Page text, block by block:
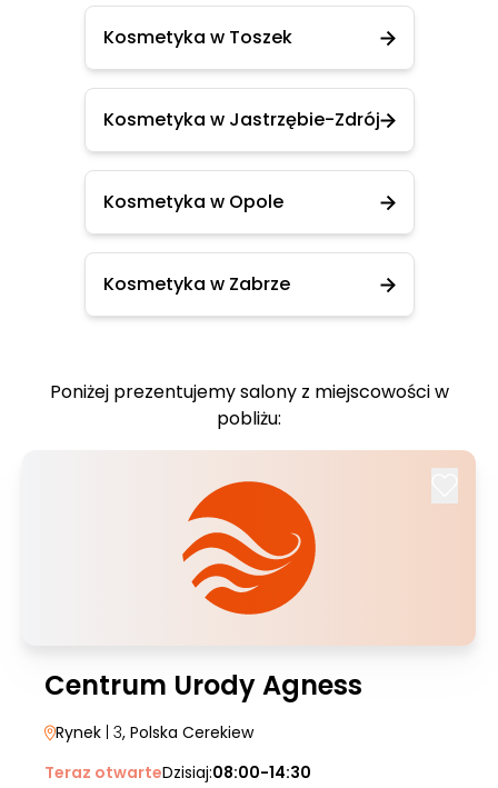
Kosmetyka w Toszek
Kosmetyka w Jastrzębie-Zdrój
Kosmetyka w Opole
Kosmetyka w Zabrze
Poniżej prezentujemy salony z miejscowości w
pobliżu:
Centrum Urody Agness
Rynek | 3, Polska Cerekiew
Teraz otwarteDzisiaj:08:00-14:30